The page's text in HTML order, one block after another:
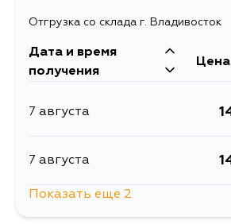
Отгрузка со склада г. Владивосток
Дата и время
получения
Цена
7 августа
7 августа
Показать еще 2